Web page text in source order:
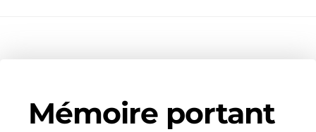
Mémoire portant